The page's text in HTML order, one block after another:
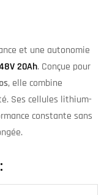
et une autonomie
20Ah. Conçue pour
, elle combine
Ses cellules lithium-
constante sans